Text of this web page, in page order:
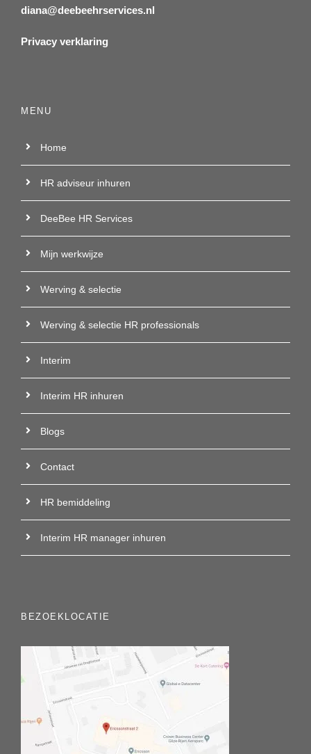
diana@deebeehrservices.nl
Privacy verklaring
MENU
Home
HR adviseur inhuren
DeeBee HR Services
Mijn werkwijze
Werving & selectie
Werving & selectie HR professionals
Interim
Interim HR inhuren
Blogs
Contact
HR bemiddeling
Interim HR manager inhuren
BEZOEKLOCATIE